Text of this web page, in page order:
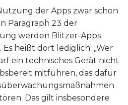
der Apps zwar schon
Paragraph 23 der
werden Blitzer-Apps
heißt dort lediglich: „Wer
ein technisches Gerät nicht
mitführen, das dafür
Das gilt insbesondere